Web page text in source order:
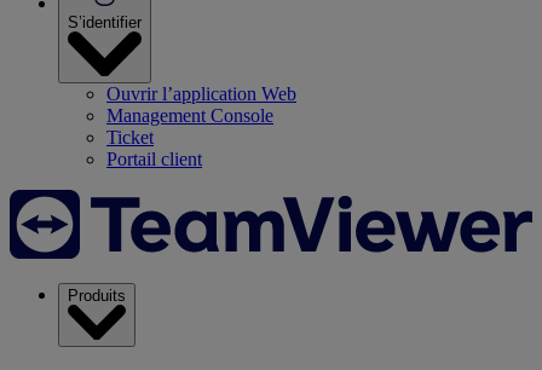
S’identifier
Ouvrir l’application Web
Management Console
Ticket
Portail client
Produits